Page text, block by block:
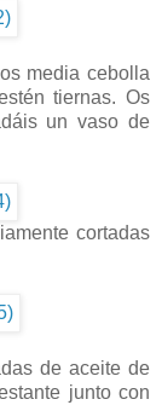
media cebolla
tiernas. Os
un vaso de
cortadas
de aceite de
junto con